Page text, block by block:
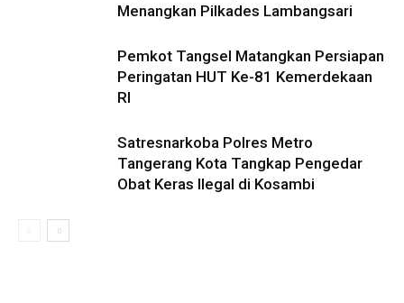
Menangkan Pilkades Lambangsari
Pemkot Tangsel Matangkan Persiapan
Peringatan HUT Ke-81 Kemerdekaan
RI
Satresnarkoba Polres Metro
Tangerang Kota Tangkap Pengedar
Obat Keras Ilegal di Kosambi